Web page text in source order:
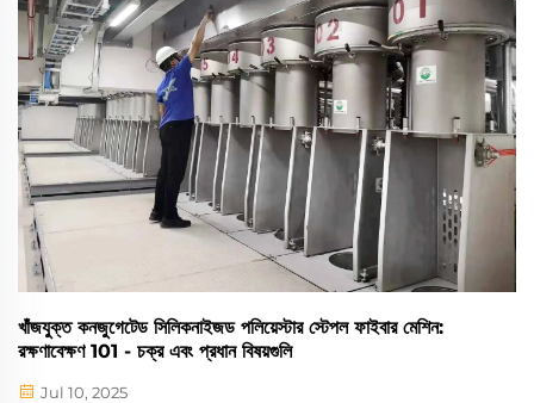
খাঁজযুক্ত কনজুগেটেড সিলিকনাইজড পলিয়েস্টার স্টেপল ফাইবার মেশিন:
রক্ষণাবেক্ষণ 101 - চক্র এবং প্রধান বিষয়গুলি
Jul 10, 2025